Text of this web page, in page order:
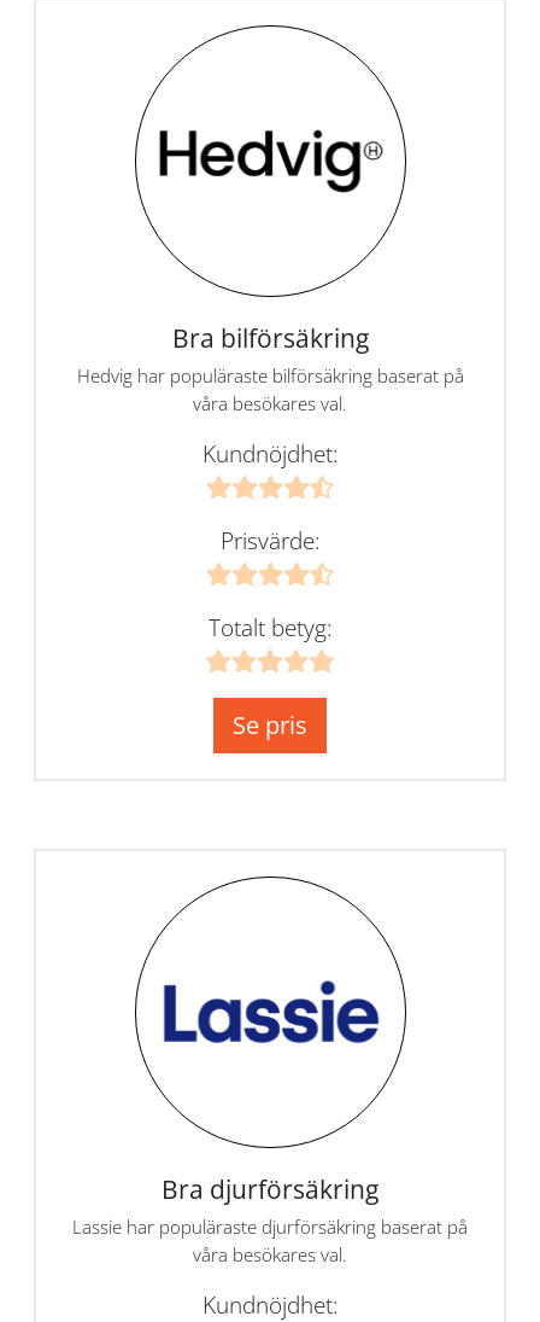
Bra bilförsäkring
Hedvig har populäraste bilförsäkring baserat på
våra besökares val.
Kundnöjdhet:
Prisvärde:
Totalt betyg:
Se pris
Bra djurförsäkring
Lassie har populäraste djurförsäkring baserat på
våra besökares val.
Kundnöjdhet: